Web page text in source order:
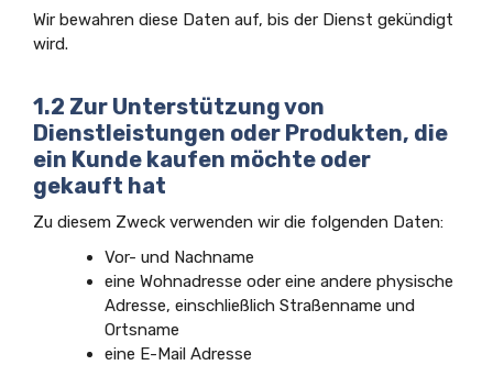
Wir bewahren diese Daten auf, bis der Dienst gekündigt
wird.
1.2 Zur Unterstützung von
Dienstleistungen oder Produkten, die
ein Kunde kaufen möchte oder
gekauft hat
Zu diesem Zweck verwenden wir die folgenden Daten:
Vor- und Nachname
eine Wohnadresse oder eine andere physische
Adresse, einschließlich Straßenname und
Ortsname
eine E-Mail Adresse